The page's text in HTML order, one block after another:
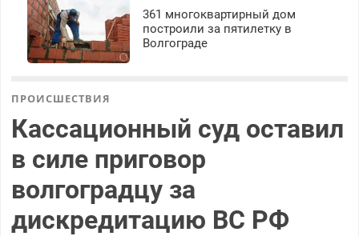
Набережная День Победы Реконструкция ЦПКиО
80-летие Победы Парк Героев-летчиков
361 многоквартирный дом
построили за пятилетку в
Волгограде
ПРОИСШЕСТВИЯ
Кассационный суд оставил
в силе приговор
волгоградцу за
дискредитацию ВС РФ